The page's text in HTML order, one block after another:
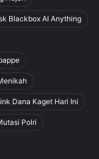
Blackbox AI Anything
Dana Kaget Hari Ini
Polri